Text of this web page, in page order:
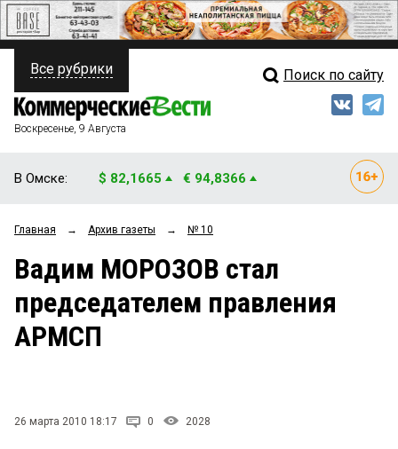
ПОЛИТИКА
ФИНАНСЫ
ОБЩЕСТВО
ЗАКОН
НОВОСТИ КОМПАНИЙ
Свежий выпуск
Рейтинги
Блоги
Все рубрики Поиск по сайту
Воскресенье, 9 Августа
В Омске: $ 82,1665 € 94,8366
Главная → Архив газеты → № 10
Вадим МОРОЗОВ стал
председателем правления
АРМСП
26 марта 2010 18:17 0 2028